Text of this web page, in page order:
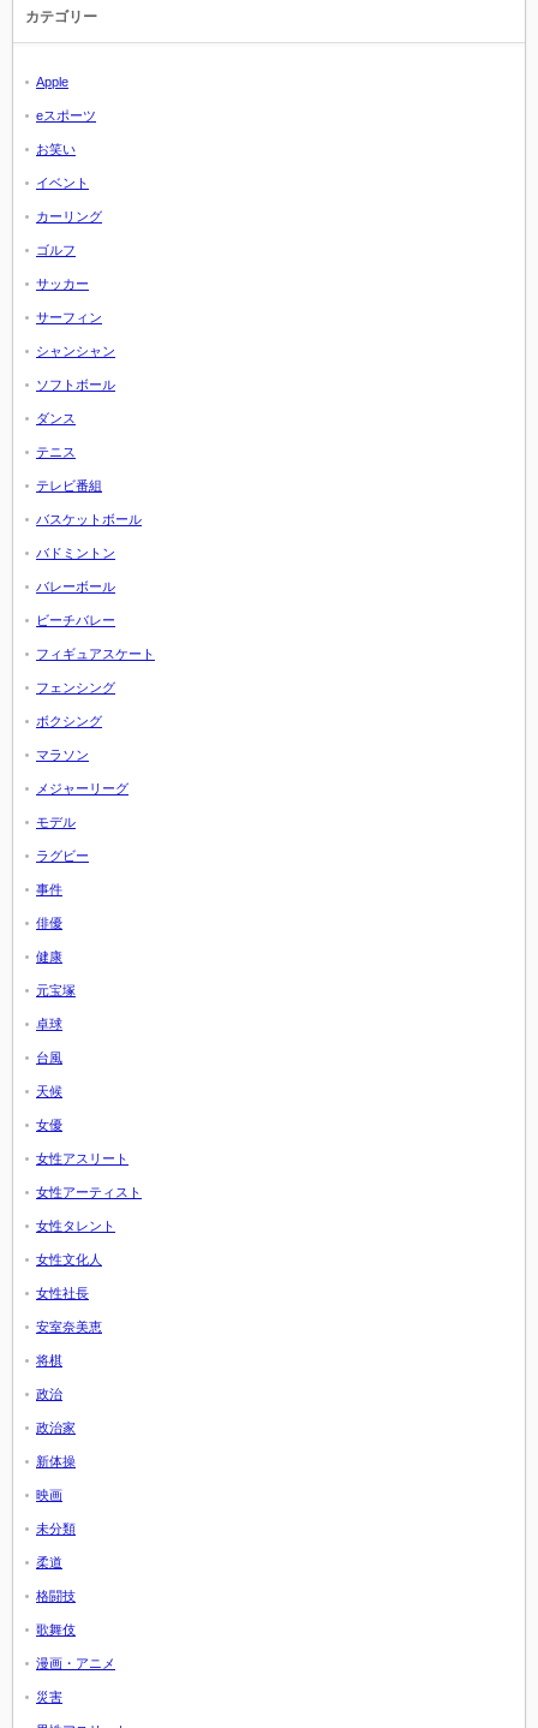
カテゴリー
Apple
eスポーツ
お笑い
イベント
カーリング
ゴルフ
サッカー
サーフィン
シャンシャン
ソフトボール
ダンス
テニス
テレビ番組
バスケットボール
バドミントン
バレーボール
ビーチバレー
フィギュアスケート
フェンシング
ボクシング
マラソン
メジャーリーグ
モデル
ラグビー
事件
俳優
健康
元宝塚
卓球
台風
天候
女優
女性アスリート
女性アーティスト
女性タレント
女性文化人
女性社長
安室奈美恵
将棋
政治
政治家
新体操
映画
未分類
柔道
格闘技
歌舞伎
漫画・アニメ
災害